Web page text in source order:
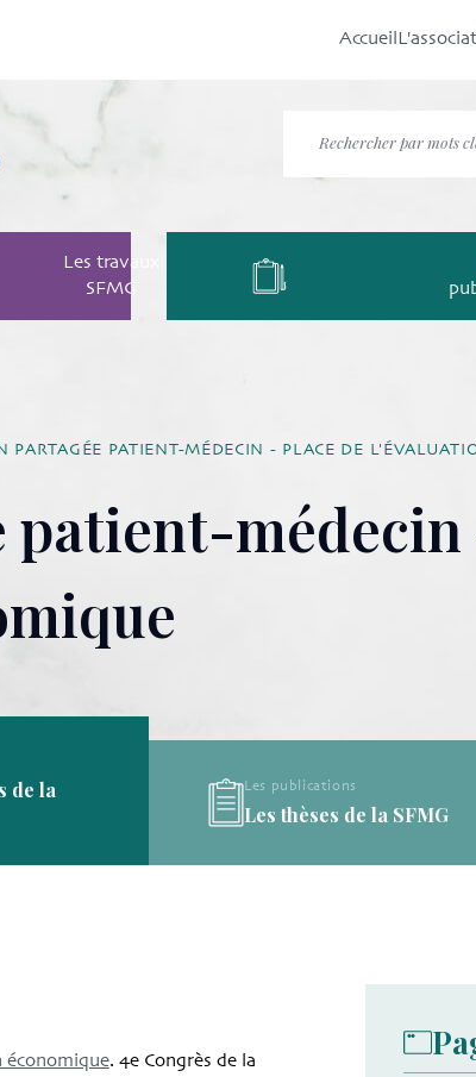
Accueil
Les travaux
SFMG
PARTAGÉE PATIENT-MÉDECIN - PLACE DE
patient-médecin
SFMG
Les publications
Les définitions de la SFMG
économique. 4e Congrès de la